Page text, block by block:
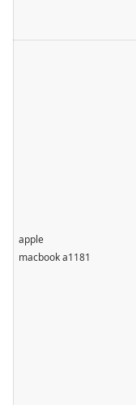
apple
macbook a1181